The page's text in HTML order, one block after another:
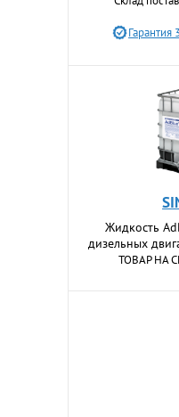
Гарантия
Жидкость
дизельных
ТОВАР НА